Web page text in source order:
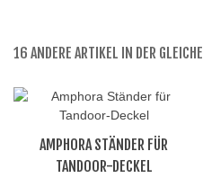
16 ANDERE ARTIKEL IN DER
AMPHORA STÄNDER FÜR
TANDOOR-DECKEL